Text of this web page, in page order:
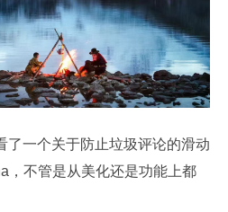
了一个关于防止垃圾评论的滑动
，不管是从美化还是功能上都